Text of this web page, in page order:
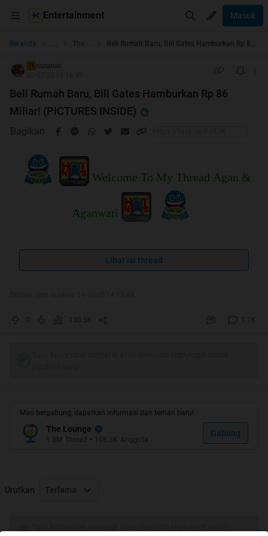
Entertainment Masuk
Beranda ... The Lounge
TS ouranio
Beli Rumah Baru, Bill Gates Hamburkan Rp 86
Miliar! (PICTURES INSIDE)
Bagikan
Welcome To My Thread Agan &
Aganwati
Lihat isi thread
0 130.5K 1.7K
Mari bergabung, dapatkan informasi dan teman baru!
The Lounge
1.3M Thread • 108.3K Anggota
Gabung
Urutkan Terlama